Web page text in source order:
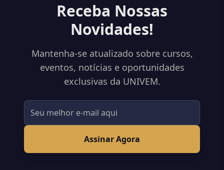
Receba Nossas
Novidades!
Mantenha-se atualizado sobre cursos,
eventos, notícias e oportunidades
exclusivas da UNIVEM.
Assinar Agora